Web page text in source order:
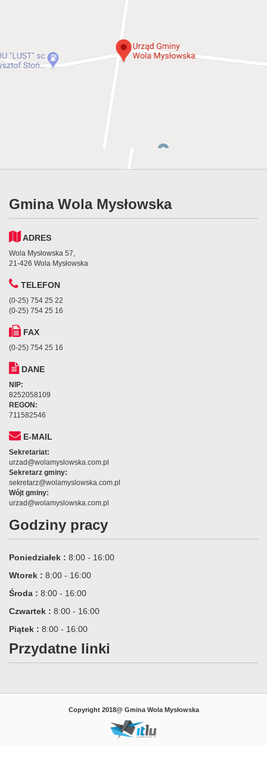
Gmina Wola Mysłowska
ADRES
Wola Mysłowska 57,
21-426 Wola Mysłowska
TELEFON
(0-25) 754 25 22
(0-25) 754 25 16
FAX
(0-25) 754 25 16
DANE
NIP:
8252058109
REGON:
711582546
E-MAIL
Sekretariat:
urzad@wolamyslowska.com.pl
Sekretarz gminy:
sekretarz@wolamyslowska.com.pl
Wójt gminy:
urzad@wolamyslowska.com.pl
Godziny pracy
Poniedziałek : 8:00 - 16:00
Wtorek : 8:00 - 16:00
Środa : 8:00 - 16:00
Czwartek : 8:00 - 16:00
Piątek : 8:00 - 16:00
Przydatne linki
Copyright 2018@ Gmina Wola Mysłowska